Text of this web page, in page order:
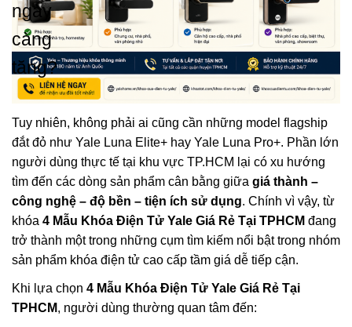
ngày
càng
tăng?
Tuy nhiên, không phải ai cũng cần những model flagship
đắt đỏ như Yale Luna Elite+ hay Yale Luna Pro+. Phần lớn
người dùng thực tế tại khu vực TP.HCM lại có xu hướng
tìm đến các dòng sản phẩm cân bằng giữa giá thành –
công nghệ – độ bền – tiện ích sử dụng. Chính vì vậy, từ
khóa 4 Mẫu Khóa Điện Tử Yale Giá Rẻ Tại TPHCM đang
trở thành một trong những cụm tìm kiếm nổi bật trong nhóm
sản phẩm khóa điện tử cao cấp tầm giá dễ tiếp cận.
Khi lựa chọn 4 Mẫu Khóa Điện Tử Yale Giá Rẻ Tại
TPHCM, người dùng thường quan tâm đến: